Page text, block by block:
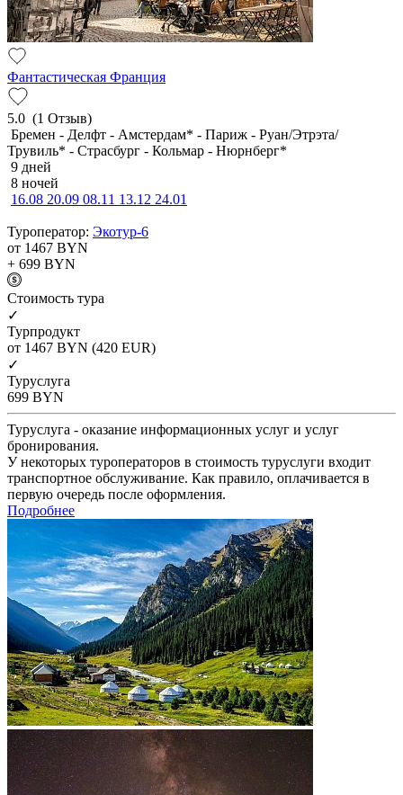
Фантастическая Франция
5.0 (1 Отзыв)
Бремен - Делфт - Амстердам* - Париж - Руан/Этрэта/
Трувиль* - Страсбург - Кольмар - Нюрнберг*
9 дней
8 ночей
16.08 20.09 08.11 13.12 24.01
Туроператор: Экотур-6
от 1467 BYN
+ 699 BYN
Cтоимость тура
✓
Турпродукт
от 1467 BYN (420 EUR)
✓
Туруслуга
699 BYN
Туруслуга - оказание информационных услуг и услуг
бронирования.
У некоторых туроператоров в стоимость туруслуги входит
транспортное обслуживание. Как правило, оплачивается в
первую очередь после оформления.
Подробнее